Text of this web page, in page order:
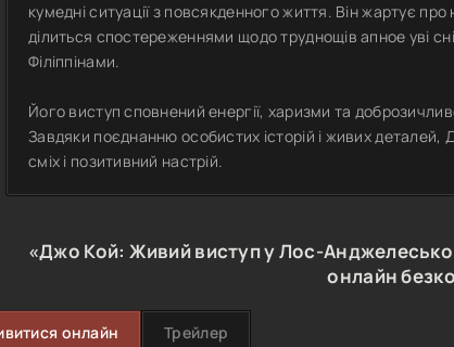
кумедні ситуації з повсякденного життя. Він жартує про
ділиться спостереженнями щодо труднощів апное уві
Філіппінами.
Його виступ сповнений енергії, харизми та
Завдяки поєднанню особистих історій і живих
сміх і позитивний настрій.
«Джо Кой: Живий виступ у Лос-
онлайн
онлайн Трейлер